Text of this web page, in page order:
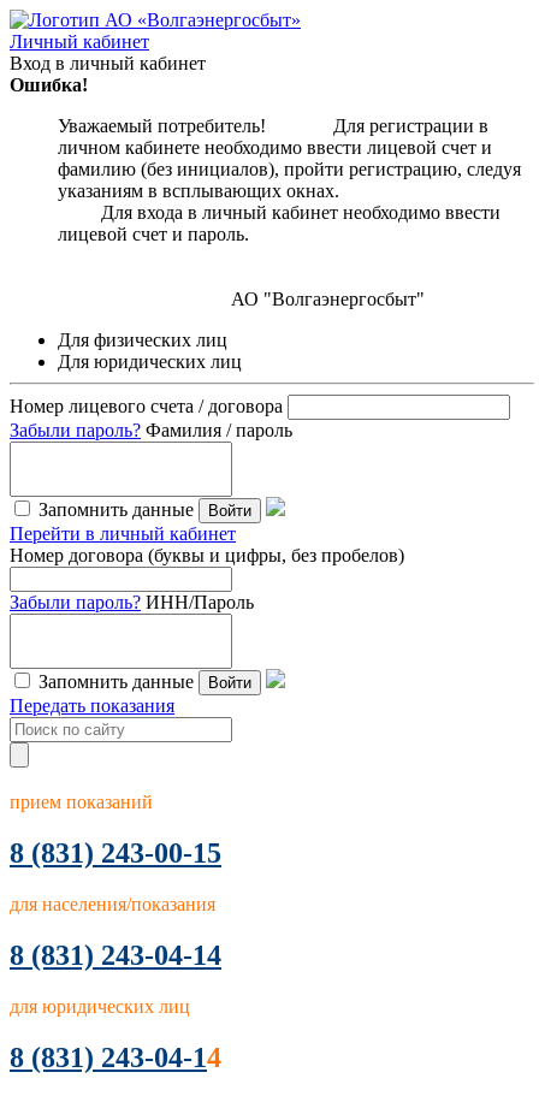
Личный кабинет
Вход в личный кабинет
Ошибка!
Уважаемый потребитель! Для регистрации в
личном кабинете необходимо ввести лицевой счет и
фамилию (без инициалов), пройти регистрацию, следуя
указаниям в всплывающих окнах.
Для входа в личный кабинет необходимо ввести
лицевой счет и пароль.
АО "Волгаэнергосбыт"
Для физических лиц
Для юридических лиц
Номер лицевого счета / договора
Забыли пароль? Фамилия / пароль
Запомнить данные Войти
Перейти в личный кабинет
Номер договора (буквы и цифры, без пробелов)
Забыли пароль? ИНН/Пароль
Запомнить данные Войти
Передать показания
прием показаний
8 (831) 243-00-15
для населения/показания
8 (831) 243-04-14
для юридических лиц
8 (831) 243-04-14